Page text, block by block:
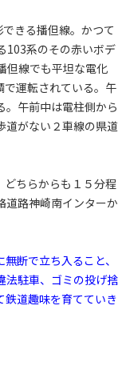
きる播但線。かつて
103系のその赤いボデ
但線でも平坦な電化
運転されている。午
。午前中は電柱側から
道がない２車線の県道
ちらからも１５分程
道路神崎南インターか
断で立ち入ること、
法駐車、ゴミの投げ捨
鉄道趣味を育てていき